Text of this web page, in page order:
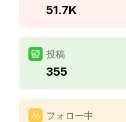
51.7K
投稿
355
フォロー中